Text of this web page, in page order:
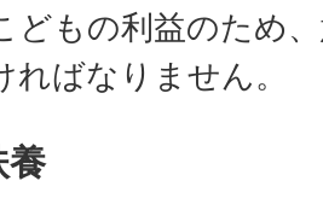
どもの利益のため
ればなりません。
養